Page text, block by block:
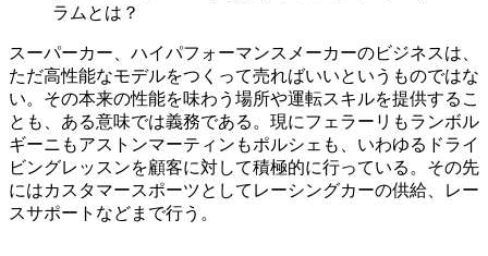
スーパーカー、ハイパフォーマンスメーカーのビジネスは、
ただ高性能なモデルをつくって売ればいいというものではな
い。その本来の性能を味わう場所や運転スキルを提供するこ
とも、ある意味では義務である。現にフェラーリもランボル
ギーニもアストンマーティンもポルシェも、いわゆるドライ
ビングレッスンを顧客に対して積極的に行っている。その先
にはカスタマースポーツとしてレーシングカーの供給、レー
スサポートなどまで行う。